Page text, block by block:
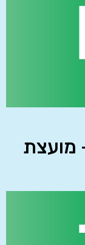
מועצת